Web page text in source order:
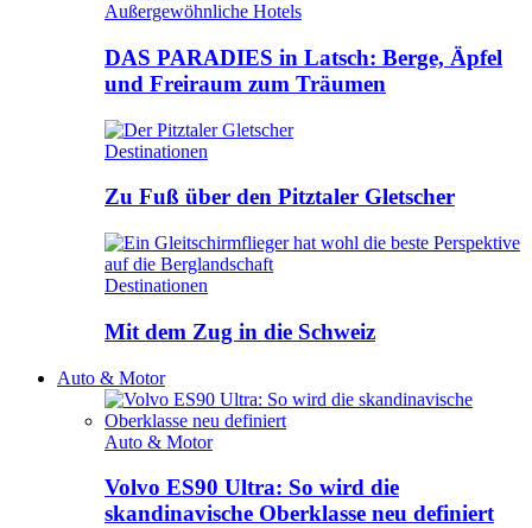
Außergewöhnliche Hotels
DAS PARADIES in Latsch: Berge, Äpfel
und Freiraum zum Träumen
Destinationen
Zu Fuß über den Pitztaler Gletscher
Destinationen
Mit dem Zug in die Schweiz
Auto & Motor
Auto & Motor
Volvo ES90 Ultra: So wird die
skandinavische Oberklasse neu definiert